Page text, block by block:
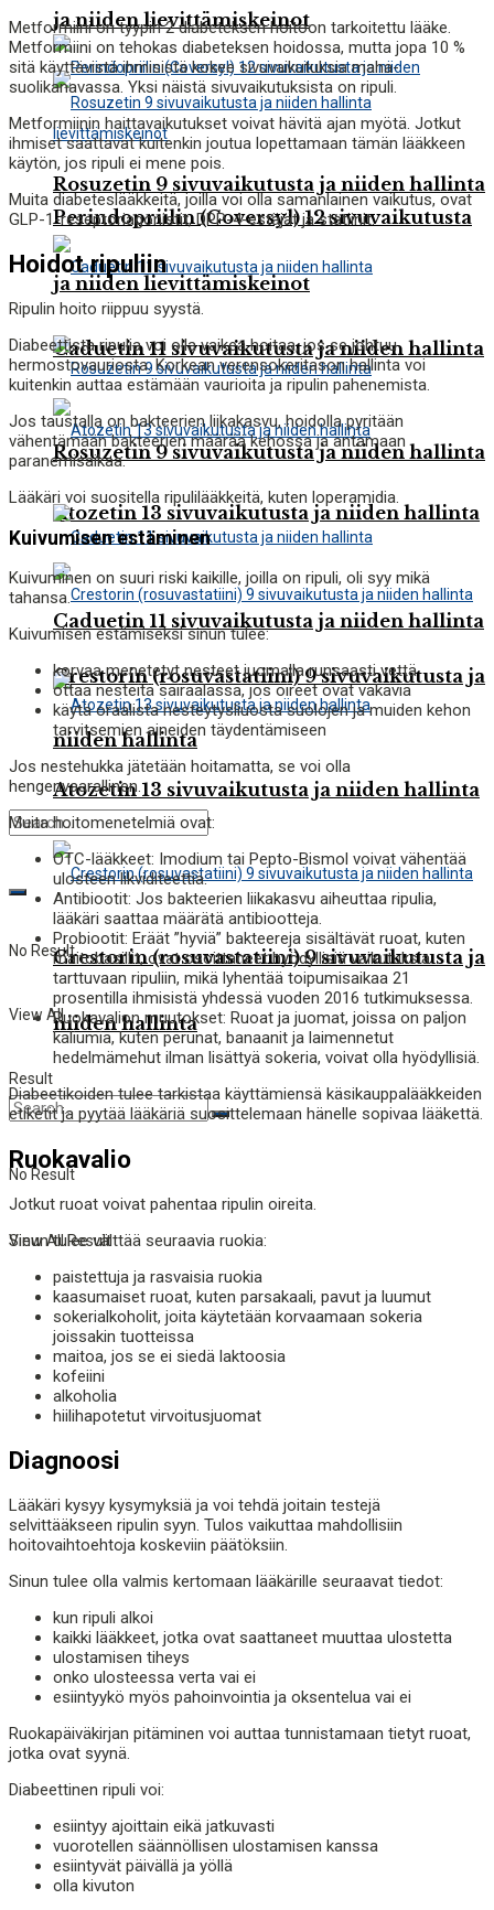
ja niiden lievittämiskeinot
Rosuzetin 9 sivuvaikutusta ja niiden hallinta
Caduetin 11 sivuvaikutusta ja niiden hallinta
Atozetin 13 sivuvaikutusta ja niiden hallinta
Crestorin (rosuvastatiini) 9 sivuvaikutusta ja
niiden hallinta
No Result
View All
Result
Perindopriilin (Coversyl) 12 sivuvaikutusta
ja niiden lievittämiskeinot
Rosuzetin 9 sivuvaikutusta ja niiden hallinta
Caduetin 11 sivuvaikutusta ja niiden hallinta
Atozetin 13 sivuvaikutusta ja niiden hallinta
Crestorin (rosuvastatiini) 9 sivuvaikutusta ja
niiden hallinta
No Result
View All Result
Metformiini on tyypin 2 diabeteksen hoitoon tarkoitettu lääke.
Metformiini on tehokas diabeteksen hoidossa, mutta jopa 10 %
sitä käyttävistä ihmisistä kokee sivuvaikutuksia maha-
suolikanavassa. Yksi näistä sivuvaikutuksista on ripuli.
Metformiinin haittavaikutukset voivat hävitä ajan myötä. Jotkut
ihmiset saattavat kuitenkin joutua lopettamaan tämän lääkkeen
käytön, jos ripuli ei mene pois.
Muita diabeteslääkkeitä, joilla voi olla samanlainen vaikutus, ovat
GLP-1-reseptoriagonistit, DPP-4-estäjät ja statiinit.
Hoidot ripuliin
Ripulin hoito riippuu syystä.
Diabeettista ripulia voi olla vaikea hoitaa, jos se johtuu
hermostovauriosta. Korkean verensokeritason hallinta voi
kuitenkin auttaa estämään vaurioita ja ripulin pahenemista.
Jos taustalla on bakteerien liikakasvu, hoidolla pyritään
vähentämään bakteerien määrää kehossa ja antamaan
paranemisaikaa.
Lääkäri voi suositella ripulilääkkeitä, kuten loperamidia.
Kuivumisen estäminen
Kuivuminen on suuri riski kaikille, joilla on ripuli, oli syy mikä
tahansa.
Kuivumisen estämiseksi sinun tulee:
korvaa menetetyt nesteet juomalla runsaasti vettä
ottaa nesteitä sairaalassa, jos oireet ovat vakavia
käytä oraalista nesteytysliuosta suolojen ja muiden kehon
tarvitsemien aineiden täydentämiseen
Jos nestehukka jätetään hoitamatta, se voi olla
hengenvaarallinen.
Muita hoitomenetelmiä ovat:
OTC-lääkkeet: Imodium tai Pepto-Bismol voivat vähentää
ulosteen likviditeettiä.
Antibiootit: Jos bakteerien liikakasvu aiheuttaa ripulia,
lääkäri saattaa määrätä antibiootteja.
Probiootit: Eräät ”hyviä” bakteereja sisältävät ruoat, kuten
maitobasillit, ovat osoittaneet hyödyllisiä vaikutuksia
tarttuvaan ripuliin, mikä lyhentää toipumisaikaa 21
prosentilla ihmisistä yhdessä vuoden 2016 tutkimuksessa.
Ruokavalion muutokset: Ruoat ja juomat, joissa on paljon
kaliumia, kuten perunat, banaanit ja laimennetut
hedelmämehut ilman lisättyä sokeria, voivat olla hyödyllisiä.
Diabeetikoiden tulee tarkistaa käyttämiensä käsikauppalääkkeiden
etiketit ja pyytää lääkäriä suosittelemaan hänelle sopivaa lääkettä.
Ruokavalio
Jotkut ruoat voivat pahentaa ripulin oireita.
Sinun tulee välttää seuraavia ruokia:
paistettuja ja rasvaisia ​​ruokia
kaasumaiset ruoat, kuten parsakaali, pavut ja luumut
sokerialkoholit, joita käytetään korvaamaan sokeria
joissakin tuotteissa
maitoa, jos se ei siedä laktoosia
kofeiini
alkoholia
hiilihapotetut virvoitusjuomat
Diagnoosi
Lääkäri kysyy kysymyksiä ja voi tehdä joitain testejä
selvittääkseen ripulin syyn. Tulos vaikuttaa mahdollisiin
hoitovaihtoehtoja koskeviin päätöksiin.
Sinun tulee olla valmis kertomaan lääkärille seuraavat tiedot:
kun ripuli alkoi
kaikki lääkkeet, jotka ovat saattaneet muuttaa ulostetta
ulostamisen tiheys
onko ulosteessa verta vai ei
esiintyykö myös pahoinvointia ja oksentelua vai ei
Ruokapäiväkirjan pitäminen voi auttaa tunnistamaan tietyt ruoat,
jotka ovat syynä.
Diabeettinen ripuli voi:
esiintyy ajoittain eikä jatkuvasti
vuorotellen säännöllisen ulostamisen kanssa
esiintyvät päivällä ja yöllä
olla kivuton